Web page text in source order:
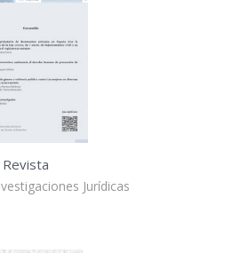
Revista
Jurídicas